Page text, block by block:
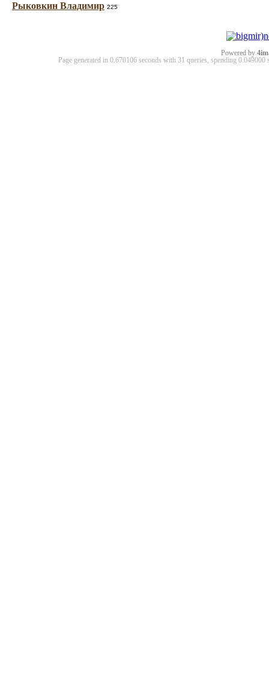
Рыковкин Владимир 225
Powered by
Page generated in 0.670106 seconds with 31 queries, spending